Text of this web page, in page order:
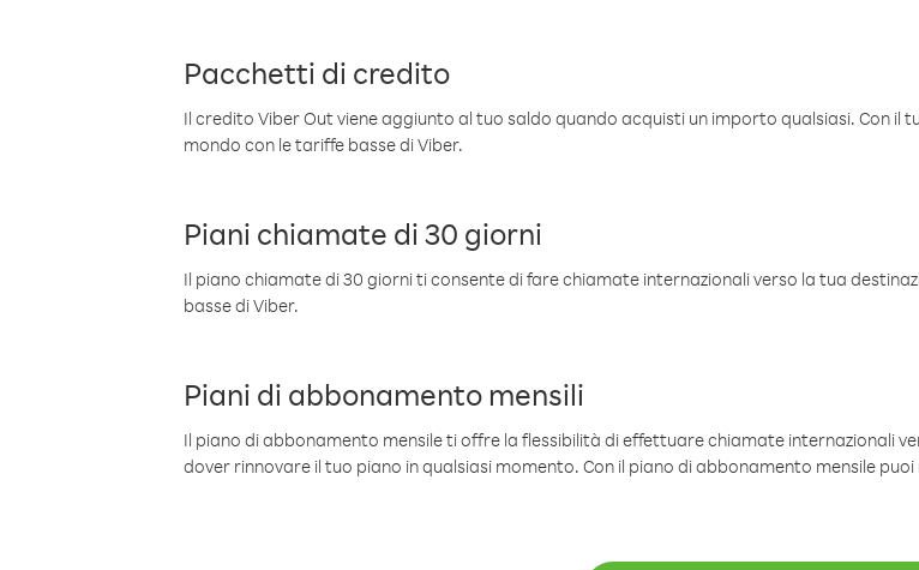
Pacchetti di credito
Il credito Viber Out viene aggiunto al tuo saldo quando acquisti un importo qualsiasi. Con il
mondo con le tariffe basse di Viber.
Piani chiamate di 30 giorni
Il piano chiamate di 30 giorni ti consente di fare chiamate internazionali verso la tua
basse di Viber.
Piani di abbonamento mensili
Il piano di abbonamento mensile ti offre la flessibilità di effettuare chiamate internazionali
dover rinnovare il tuo piano in qualsiasi momento. Con il piano di abbonamento mensile